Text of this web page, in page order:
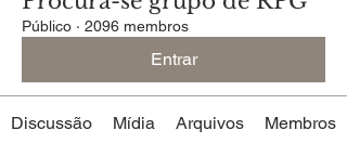
Público · 2096 membros
Entrar
Discussão Mídia Arquivos Membros